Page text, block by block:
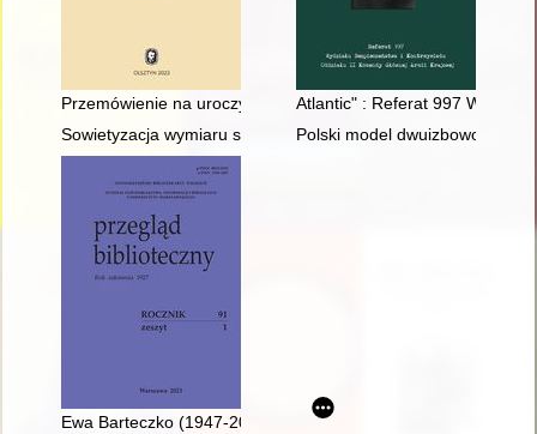
Przemówienie na uroczystości odnowienia doktoratu na
Atlantic" : Referat 997
Sowietyzacja wymiaru sprawiedliwości w Polsce 1944-1950
Polski model dwuizbowości na
Ewa Barteczko (1947-2023)